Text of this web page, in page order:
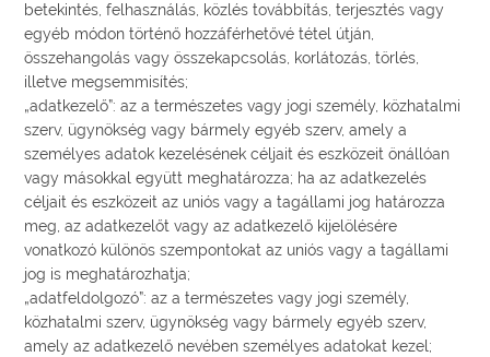
betekintés, felhasználás, közlés továbbítás, terjesztés vagy
egyéb módon történő hozzáférhetővé tétel útján,
összehangolás vagy összekapcsolás, korlátozás, törlés,
illetve megsemmisítés;
„adatkezelő”: az a természetes vagy jogi személy, közhatalmi
szerv, ügynökség vagy bármely egyéb szerv, amely a
személyes adatok kezelésének céljait és eszközeit önállóan
vagy másokkal együtt meghatározza; ha az adatkezelés
céljait és eszközeit az uniós vagy a tagállami jog határozza
meg, az adatkezelőt vagy az adatkezelő kijelölésére
vonatkozó különös szempontokat az uniós vagy a tagállami
jog is meghatározhatja;
„adatfeldolgozó”: az a természetes vagy jogi személy,
közhatalmi szerv, ügynökség vagy bármely egyéb szerv,
amely az adatkezelő nevében személyes adatokat kezel;